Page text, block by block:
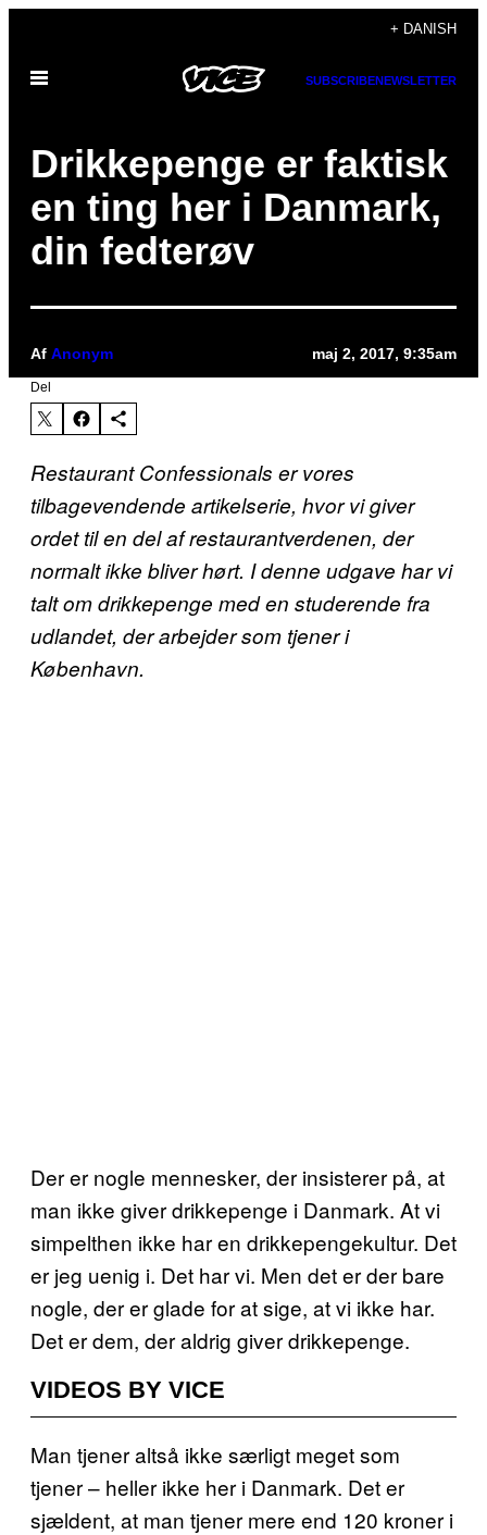
indhold
+ DANISH
Åbn
SUBSCRIBENEWSLETTER
Drikkepenge er faktisk
en ting her i Danmark,
din fedterøv
Af Anonym maj 2, 2017, 9:35am
Del
Restaurant Confessionals er vores
tilbagevendende artikelserie, hvor vi giver
ordet til en del af restaurantverdenen, der
normalt ikke bliver hørt. I denne udgave har vi
talt om drikkepenge med en studerende fra
udlandet, der arbejder som tjener i
København.
Der er nogle mennesker, der insisterer på, at
man ikke giver drikkepenge i Danmark. At vi
simpelthen ikke har en drikkepengekultur. Det
er jeg uenig i. Det har vi. Men det er der bare
nogle, der er glade for at sige, at vi ikke har.
Det er dem, der aldrig giver drikkepenge.
VIDEOS BY VICE
Man tjener altså ikke særligt meget som
tjener – heller ikke her i Danmark. Det er
sjældent, at man tjener mere end 120 kroner i